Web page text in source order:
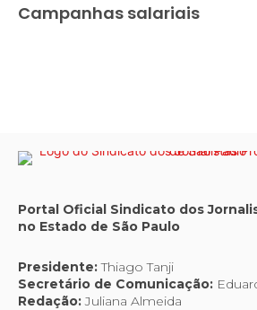
Campanhas salariais
Portal Oficial Sindicato dos
no Estado de São Paulo
Presidente:Thiago Tanji
Secretário de Comunicação:
Redação:Juliana Almeida